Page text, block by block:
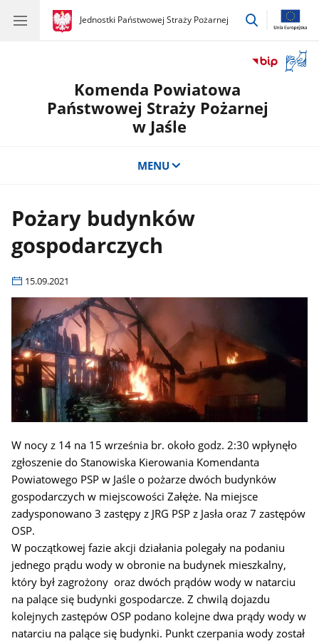
gov.pl
Jednostki Państwowej Straży Pożarnej
gov.pl
Jednostki
przejdź
okno
Komenda Powiatowa
Państwowej Straży Pożarnej
w Jaśle
MENU
Pożary budynków
gospodarczych
15.09.2021
W nocy z 14 na 15 września br. około godz. 2:30 wpłynęło
zgłoszenie do Stanowiska Kierowania Komendanta
Powiatowego PSP w Jaśle o pożarze dwóch budynków
gospodarczych w miejscowości Załęże. Na miejsce
zadysponowano 3 zastępy z JRG PSP z Jasła oraz 7 zastępów
OSP.
W początkowej fazie akcji działania polegały na podaniu
jednego prądu wody w obronie na budynek mieszkalny,
który był zagrożony oraz dwóch prądów wody w natarciu
na palące się budynki gospodarcze. Z chwilą dojazdu
kolejnych zastępów OSP podano kolejne dwa prądy wody w
natarciu na palące się budynki. Punkt czerpania wody został